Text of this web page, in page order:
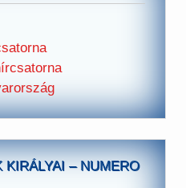
KIRÁLYAI – NUMERO